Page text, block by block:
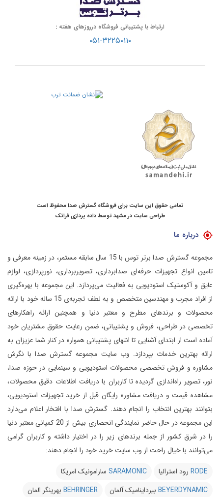
ارتباط با پشتیبانی فروشگاه درروزهای هفته :
۰۵۱-۳۲۲۵۰۱۱۰
تمامی حقوق این سایت برای فروشگاه گسترش صدا محفوظ است
طراحی سایت در مشهد توسطداده پردازی فراتک
درباره ما
مجموعه گسترش صدا برتر توس با 15 سال سابقه مستمر، در زمینه معرفی و
تامین انواع تجهیزات حرفه‌ای صدابرداری، تصویربرداری، نورپردازی، لوازم
عایق و آکوستیک استودیویی به فعالیت می‌پردازد. این مجموعه با بهره‌گیری
از افراد مجرب و مهندسین متخصص و به لطف تجربه‌ی 15 ساله خود با ارائه
محصولات و برندهای مطرح و معتبر دنیا و همچنین ارائه راهکارهای
تخصصی در طراحی، فروش و پشتیبانی، ضمن رعایت حقوق مشتریان خود
آماده است از ابتدای آشنایی تا انتهای پشتیبانی همواره در کنار شما عزیزان به
ارائه بهترین خدمات بپردازد. وب سایت مجموعه گسترش صدا با نگرش
مشاوره و فروش تخصصی محصولات استودیویی و سینمایی در حوزه صدا،
نور، تصویر راه‌اندازی گردیده تا کاربران با دریافت اطلاعات دقیق محصولات،
مشاهده قیمت و دریافت مشاوره رایگان قبل از خرید تجهیزات استودیویی،
بتوانند بهترین انتخاب را انجام دهند. گسترش صدا با افتخار اعلام می‌دارد
این مجموعه در حال حاضر نمایندگی انحصاری بیش از 20 کمپانی معتبر دنیا
را در شرق کشور از جمله برندهای زیر را در اختیار داشته و کاربران گرامی
می‌توانند با خیال راحت از وب سایت خرید خود را انجام دهند:
RODE رود استرالیا SARAMONIC سارامونیک امریکا
BEYERDYNAMIC بیرداینامیک آلمان BEHRINGER بهرینگر المان